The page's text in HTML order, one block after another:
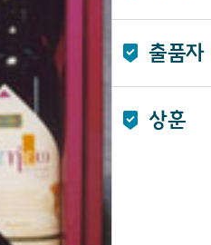
출품자
상훈